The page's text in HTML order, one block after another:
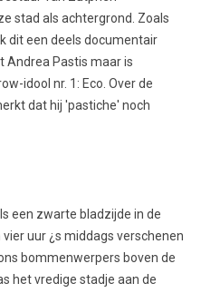
stad als achtergrond. Zoals
dit een deels documentair
Andrea Pastis maar is
idool nr. 1: Eco. Over de
dat hij 'pastiche' noch
een zwarte bladzijde in de
uur ¿s middags verschenen
bommenwerpers boven de
het vredige stadje aan de